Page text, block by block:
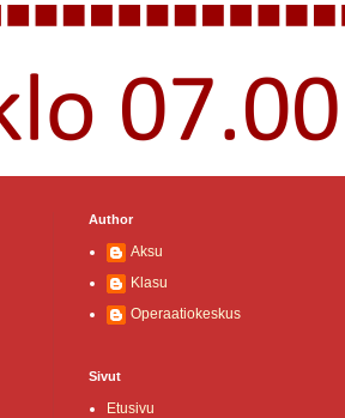
Author
Aksu
Klasu
Operaatiokeskus
Sivut
Etusivu